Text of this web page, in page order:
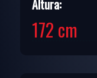
Altura:
172 cm